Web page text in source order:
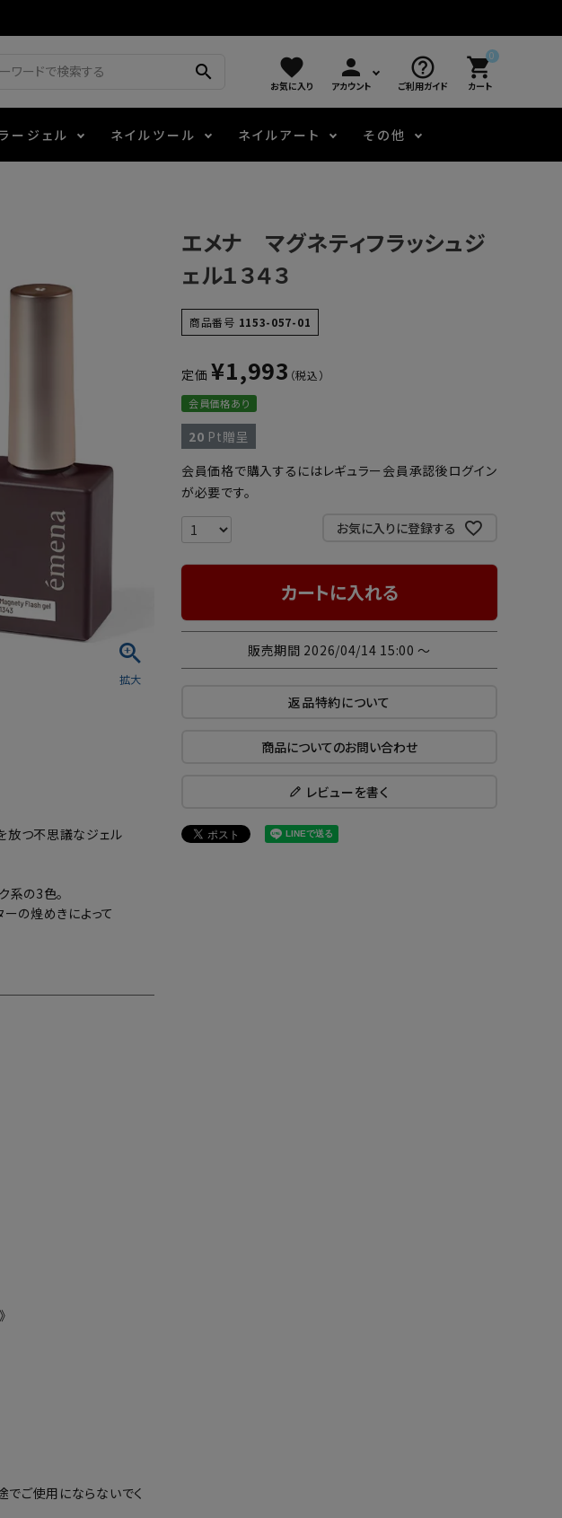
search favorite
お気に入り
person
アカウント
help_outline
ご利用ガイド
0
shopping_cart
カート
ージェル
アートインク
ニュアンスジェル
エメナコラボジェル
ネイルツール
容器・ポーチ
ネイルアート
その他
その他
放つ不思議なジェル
系の3色。
の煌めきによって
ご使用にならないでく
エメナ マグネティフラッシュジ
ェル１３４３
商品番号 1153-057-01
定価 ¥1,993
会員価格あり
20 Pt贈呈
会員価格で購入するにはレギュラー会員承認後ログイン
が必要です。
お気に入りに登録する
カートに入れる
販売期間 2026/04/14 15:00 〜
返品特約について
商品についてのお問い合わせ
レビューを書く